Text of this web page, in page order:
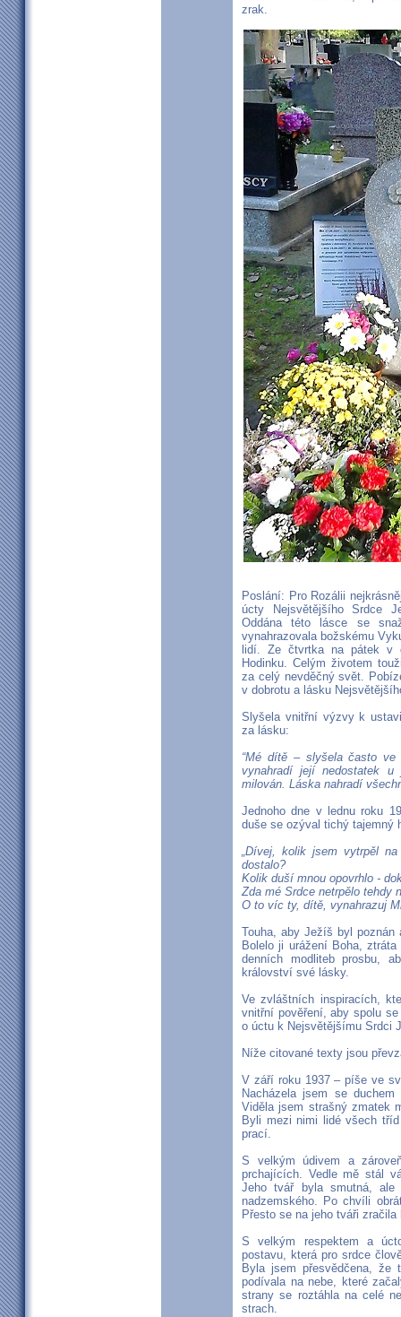
zrak.
Poslání: Pro Rozálii
úcty Nejsvětějšího Srdce
Oddána této lásce se
vynahrazovala božskému
lidí. Ze čtvrtka na pátek v
Hodinku. Celým životem
za celý nevděčný svět.
v dobrotu a lásku
Slyšela vnitřní výzvy k
za lásku:
“Mé dítě – slyšela často
vynahradí její nedostatek
milován. Láska nahradí
Jednoho dne v lednu roku
duše se ozýval tichý tajemný
„Dívej, kolik jsem vytrpěl
dostalo?
Kolik duší mnou opovrhlo -
Zda mé Srdce netrpělo tehdy
O to víc ty, dítě, vynahrazuj
Touha, aby Ježíš byl poznán
Bolelo ji urážení Boha,
denních modliteb prosbu,
království své lásky.
Ve zvláštních inspiracích,
vnitřní pověření, aby spolu
o úctu k Nejsvětějšímu Srdci
Níže citované texty jsou
V září roku 1937 – píše ve
Nacházela jsem se
Viděla jsem strašný zmatek
Byli mezi nimi lidé všech
prací.
S velkým údivem a
prchajících. Vedle mě stál
Jeho tvář byla smutná,
nadzemského. Po chvíli
Přesto se na jeho tváři zračila
S velkým respektem a
postavu, která pro srdce
Byla jsem přesvědčena,
podívala na nebe, které
strany se roztáhla na celé
strach.